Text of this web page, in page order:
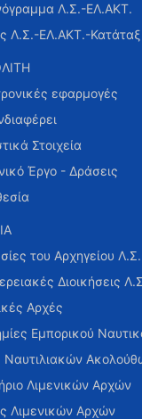
Λ.Σ.-ΕΛ.ΑΚΤ.
Λ.Σ.-ΕΛ.ΑΚΤ.-
εφαρμογές
Στοιχεία
Έργο - Δράσεις
του Αρχηγείου
Διοικήσεις
Αρχές
Εμπορικού
Ναυτιλιακών
Λιμενικών Αρχών
Λιμενικών Αρχών